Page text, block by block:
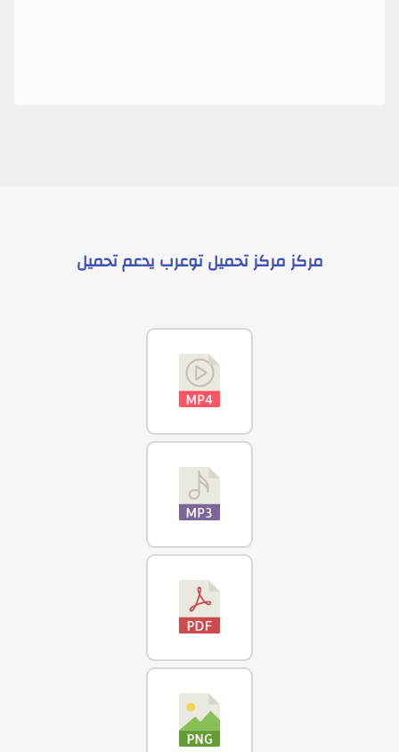
مركزمركز تحميل توعرب يدعمتحميل